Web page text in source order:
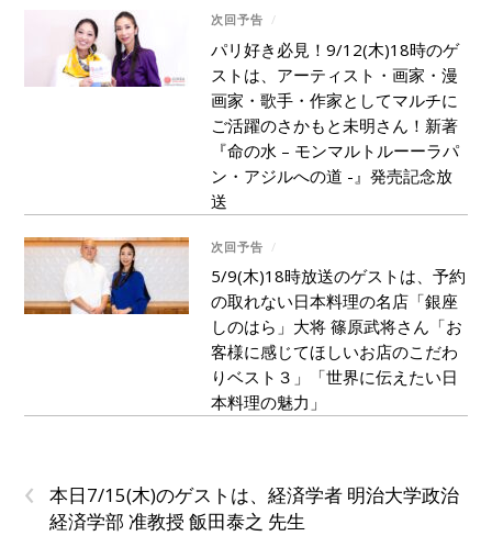
次回予告 /
パリ好き必見！9/12(木)18時のゲ
ストは、アーティスト・画家・漫
画家・歌手・作家としてマルチに
ご活躍のさかもと未明さん！新著
『命の水 – モンマルトルーーラパ
ン・アジルへの道 -』発売記念放
送
次回予告 /
5/9(木)18時放送のゲストは、予約
の取れない日本料理の名店「銀座
しのはら」大将 篠原武将さん「お
客様に感じてほしいお店のこだわ
りベスト３」「世界に伝えたい日
本料理の魅力」
‹
本日7/15(木)のゲストは、経済学者 明治大学政治
経済学部 准教授 飯田泰之 先生